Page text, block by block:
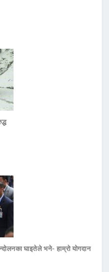
घाइतेले भने- हाम्रो योगदान